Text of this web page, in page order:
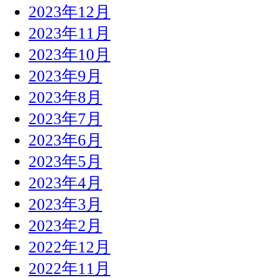
2023年12月
2023年11月
2023年10月
2023年9月
2023年8月
2023年7月
2023年6月
2023年5月
2023年4月
2023年3月
2023年2月
2022年12月
2022年11月